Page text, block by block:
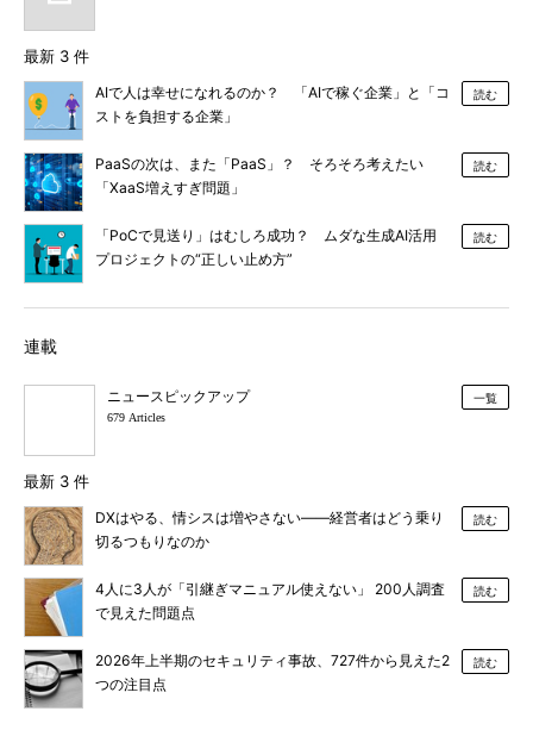
最新 3 件
AIで人は幸せになれるのか？ 「AIで稼ぐ企業」と「コ
ストを負担する企業」
読む
PaaSの次は、また「PaaS」？ そろそろ考えたい
「XaaS増えすぎ問題」
読む
「PoCで見送り」はむしろ成功？ ムダな生成AI活用
プロジェクトの“正しい止め方”
読む
連載
ニュースピックアップ
679 Articles
一覧
最新 3 件
DXはやる、情シスは増やさない――経営者はどう乗り
切るつもりなのか
読む
4人に3人が「引継ぎマニュアル使えない」 200人調査
で見えた問題点
読む
2026年上半期のセキュリティ事故、727件から見えた2
つの注目点
読む